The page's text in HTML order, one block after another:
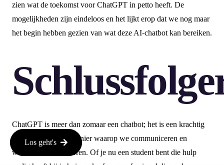
zien wat de toekomst voor ChatGPT in petto heeft. De
mogelijkheden zijn eindeloos en het lijkt erop dat we nog maar
het begin hebben gezien van wat deze AI-chatbot kan bereiken.
ChatGPT is meer dan zomaar een chatbot; het is een krachtig
hulpmiddel dat de manier waarop we communiceren en
werken kan veranderen. Of je nu een student bent die hulp
Los geht's